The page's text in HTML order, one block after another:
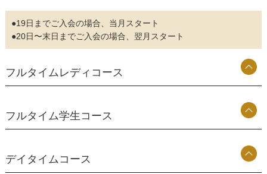
●19日までご入会の場合、当月スタート
●20日〜末日までご入会の場合、翌月スタート
フルタイムレディコース
フルタイム学生コース
デイタイムコース